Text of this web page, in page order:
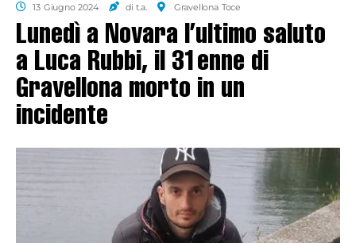
13 Giugno 2024 di t.a. Gravellona Toce
Lunedì a Novara l’ultimo saluto
a Luca Rubbi, il 31enne di
Gravellona morto in un
incidente